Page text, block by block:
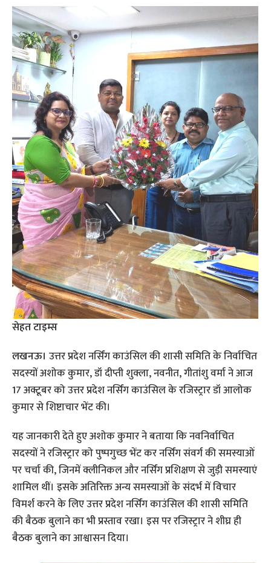
सेहत टाइम्स
लखनऊ। उत्तर प्रदेश नर्सिंग काउंसिल की शासी समिति के निर्वाचित
सदस्यों अशोक कुमार, डॉ दीप्ती शुक्ला, नवनीत, गीतांशु वर्मा ने आज
17 अक्टूबर को उत्तर प्रदेश नर्सिंग काउंसिल के रजिस्ट्रार डॉ आलोक
कुमार से शिष्टाचार भेंट की।
यह जानकारी देते हुए अशोक कुमार ने बताया कि नवनिर्वाचित
सदस्यों ने रजिस्ट्रार को पुष्पगुच्छ भेंट कर नर्सिंग संवर्ग की समस्याओं
पर चर्चा की, जिनमें क्लीनिकल और नर्सिंग प्रशिक्षण से जुड़ी समस्याएं
शामिल थीं। इसके अतिरिक्त अन्य समस्याओं के संदर्भ में विचार
विमर्श करने के लिए उत्तर प्रदेश नर्सिंग काउंसिल की शासी समिति
की बैठक बुलाने का भी प्रस्ताव रखा। इस पर रजिस्ट्रार ने शीघ्र ही
बैठक बुलाने का आश्वासन दिया।